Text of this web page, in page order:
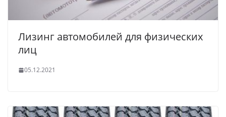
Лизинг автомобилей для физических
лиц
05.12.2021